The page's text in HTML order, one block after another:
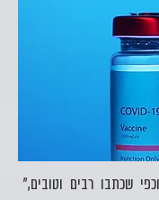
"כפי שכתבתי בעבר וכפי שכתבו רבים וטובים,